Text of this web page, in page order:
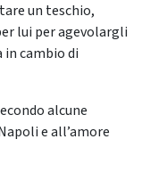
un teschio,
lui per agevolargli
in cambio di
alcune
e all’amore